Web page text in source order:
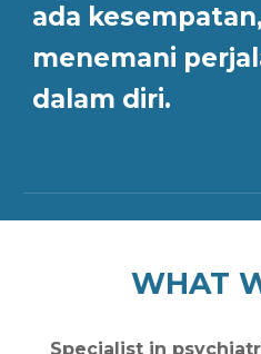
ada
menemani
dalam diri.
WHAT
Specialist in